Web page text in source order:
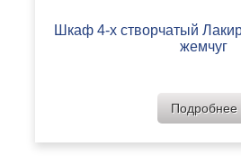
Шкаф 4-х створчатый
жемчуг
Подробнее